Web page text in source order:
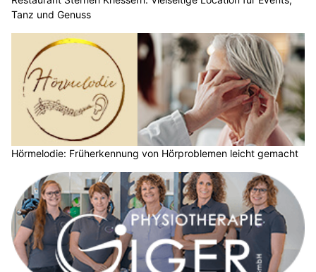
Tanz und Genuss
Hörmelodie: Früherkennung von Hörproblemen leicht gemacht